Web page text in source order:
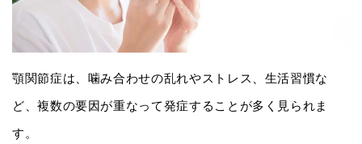
顎関節症は、噛み合わせの乱れやストレス、生活習慣な
ど、複数の要因が重なって発症することが多く見られま
す。